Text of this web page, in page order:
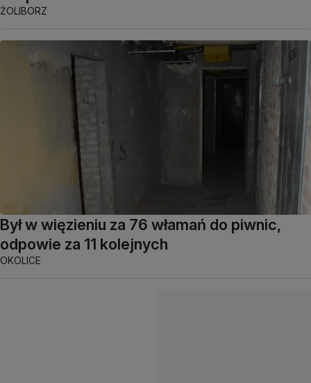
ŻOLIBORZ
Był w więzieniu za 76 włamań do piwnic,
odpowie za 11 kolejnych
OKOLICE